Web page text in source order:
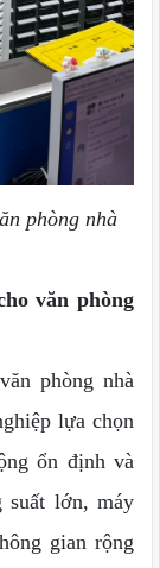
phòng nhà
văn phòng
phòng nhà
lựa chọn
ổn định và
suất lớn, máy
gian rộng